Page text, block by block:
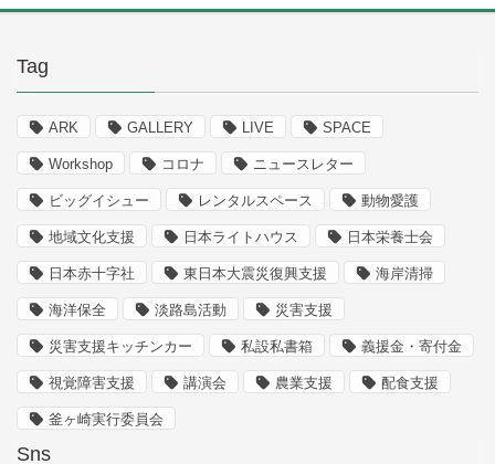
Tag
ARK GALLERY LIVE SPACE
Workshop コロナ ニュースレター
ビッグイシュー レンタルスペース 動物愛護
地域文化支援 日本ライトハウス 日本栄養士会
日本赤十字社 東日本大震災復興支援 海岸清掃
海洋保全 淡路島活動 災害支援
災害支援キッチンカー 私設私書箱 義援金・寄付金
視覚障害支援 講演会 農業支援 配食支援
釜ヶ崎実行委員会
Sns